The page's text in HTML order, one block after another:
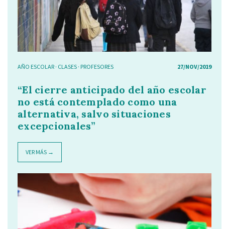
AÑO ESCOLAR · CLASES · PROFESORES 27/NOV/2019
“El cierre anticipado del año escolar
no está contemplado como una
alternativa, salvo situaciones
excepcionales”
VER MÁS →